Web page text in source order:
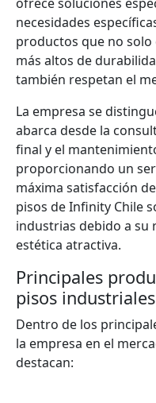
necesidades
productos que no
más altos de
también respetan el
La empresa se
abarca desde la
final y el
proporcionando un
máxima satisfacción
pisos de Infinity Chile
industrias debido a su
estética atractiva.
Principales
pisos
Dentro de los
la empresa en el
destacan: